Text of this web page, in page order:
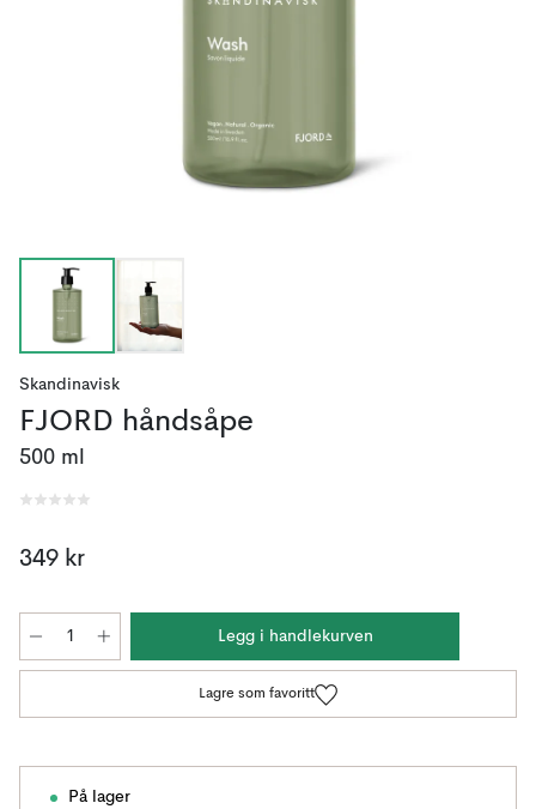
Skandinavisk
FJORD håndsåpe
500 ml
349 kr
Legg i handlekurven
Lagre som favoritt
På lager